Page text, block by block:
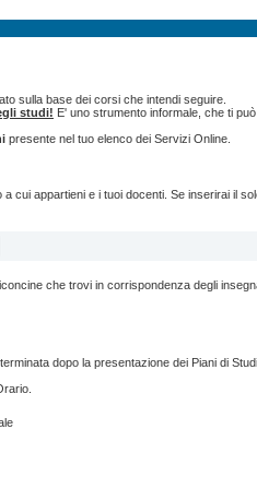
sulla base dei corsi che intendi seguire.
studi! E' uno strumento informale, che ti
presente nel tuo elenco dei Servizi Online.
cui appartieni e i tuoi docenti. Se inserirai il
che trovi in corrispondenza degli
dopo la presentazione dei Piani di